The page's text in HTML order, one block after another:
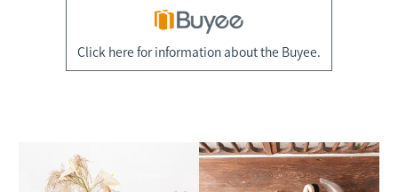
Click here for information about the Buyee.